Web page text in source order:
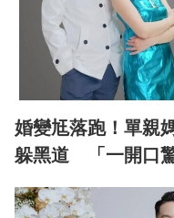
婚變尪落跑！單親
躲黑道 「一開口